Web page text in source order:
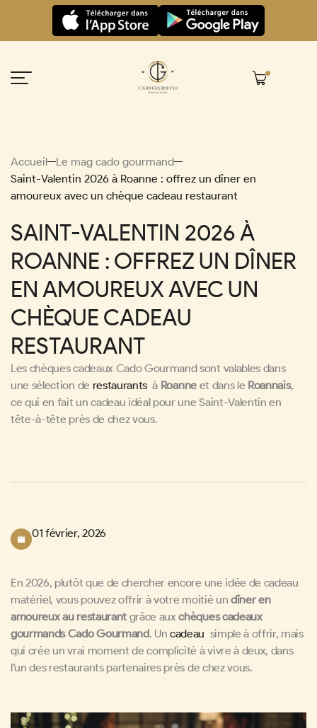
Accueil
Le mag cado gourmand
Saint-Valentin 2026 à Roanne : offrez un dîner en
amoureux avec un chèque cadeau restaurant
SAINT-VALENTIN 2026 À
ROANNE : OFFREZ UN DÎNER
EN AMOUREUX AVEC UN
CHÈQUE CADEAU
RESTAURANT
Les chèques cadeaux Cado Gourmand sont valables dans
une sélection de restaurantsà Roanneet dans le Roannais,
ce qui en fait un cadeau idéal pour une Saint-Valentin en
tête-à-tête près de chez vous.
01 février, 2026
En 2026, plutôt que de chercher encore une idée de cadeau
matériel, vous pouvez offrir à votre moitié un dîner en
amoureux au restaurantgrâce auxchèques cadeaux
gourmands Cado Gourmand. Uncadeau simple à offrir, mais
qui crée un vrai moment de complicité à vivre à deux, dans
l’un des restaurants partenaires près de chez vous.
Panneau de gestion des cookies